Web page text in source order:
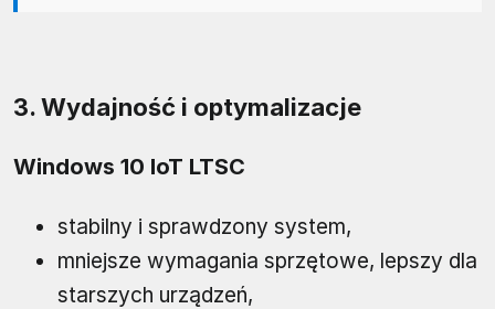
3. Wydajność i optymalizacje
Windows 10 IoT LTSC
stabilny i sprawdzony system,
mniejsze wymagania sprzętowe, lepszy dla
starszych urządzeń,